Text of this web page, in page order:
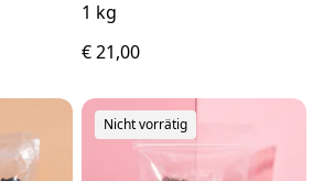
1 kg
€ 21,00
Nicht vorrätig